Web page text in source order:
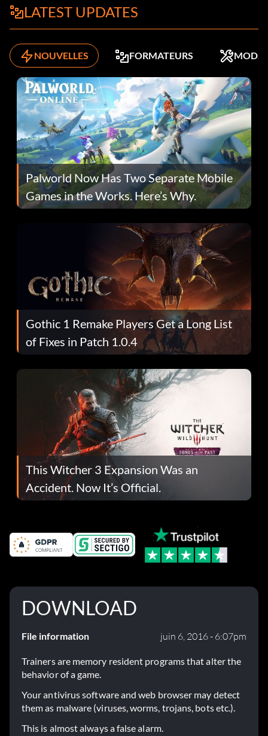
LATEST UPDATES
NOUVELLES FORMATEURS MODS
Palworld Now Has Two Separate Mobile
Games in the Works. Here’s Why.
Gothic 1 Remake Players Get a Long List
of Fixes in Patch 1.0.4
This Witcher 3 Expansion Was an
Accident. Now It’s Official.
DOWNLOAD
File information juin 6, 2016 - 6:07pm
Trainers are memory resident programs that alter the
behavior of a game.
Your antivirus software and web browser may detect
them as malware (viruses, worms, trojans, bots etc.).
This is almost always a false alarm.